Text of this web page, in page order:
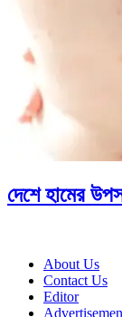
দেশে হামের
About Us
Contact Us
Editor